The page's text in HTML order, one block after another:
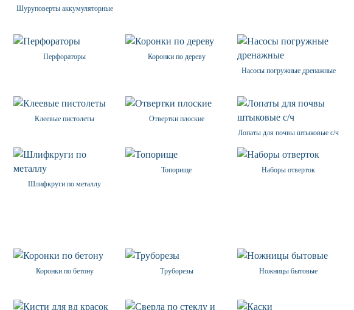
Шуруповерты аккумуляторные
Перфораторы
Коронки по дереву
Насосы погружные дренажные
Клеевые пистолеты
Отвертки плоские
Лопаты для почвы штыковые с/ч
Шлифкруги по металлу
Топорище Наборы отверток
Коронки по бетону Труборезы Ножницы бытовые